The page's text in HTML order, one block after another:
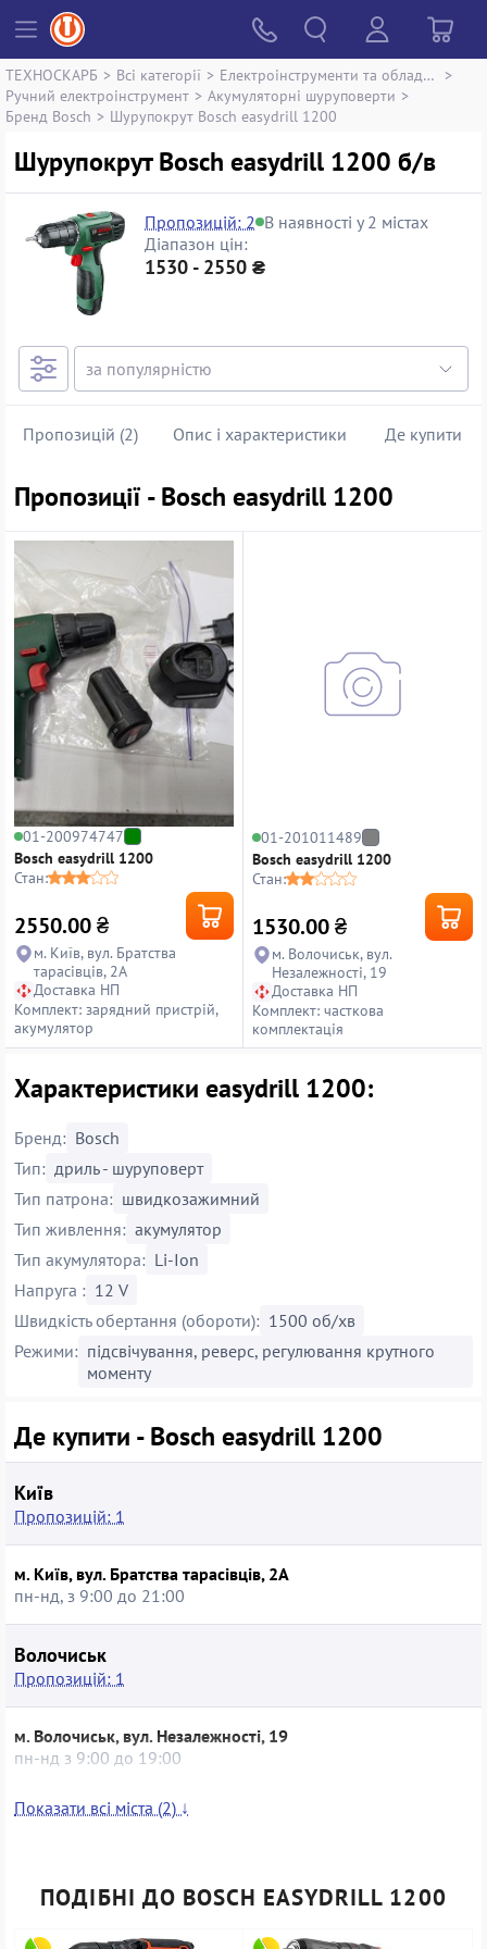
ТЕХНОСКАРБ > Всі категорії > Електроінструменти та обладнання >
Ручний електроінструмент > Акумуляторні шуруповерти >
Бренд Bosch > Шурупокрут Bosch easydrill 1200
Шурупокрут Bosch easydrill 1200 б/в
Пропозицій: 2 В наявності у 2 містах
Діапазон цін:
1530 - 2550 ₴
Пропозицій (2) Опис і характеристики Де купити
Пропозиції - Bosch easydrill 1200
01-200974747
Bosch easydrill 1200
Стан:
2550.00₴
м. Київ, вул. Братства
тарасівців, 2А
Доставка НП
Комплект: зарядний пристрій,
акумулятор
01-201011489
Bosch easydrill 1200
Стан:
1530.00₴
м. Волочиськ, вул.
Незалежності, 19
Доставка НП
Комплект: часткова
комплектація
Характеристики easydrill 1200:
Бренд: Bosch
Тип: дриль - шуруповерт
Тип патрона: швидкозажимний
Тип живлення: акумулятор
Тип акумулятора: Li-Ion
Напруга : 12 V
Швидкість обертання (обороти): 1500 об/хв
Режими: підсвічування, реверс, регулювання крутного
моменту
Де купити - Bosch easydrill 1200
Київ
Пропозицій: 1
м. Київ, вул. Братства тарасівців, 2А
пн-нд, з 9:00 до 21:00
Волочиськ
Пропозицій: 1
м. Волочиськ, вул. Незалежності, 19
пн-нд з 9:00 до 19:00
Показати всі міста (2) ↓
ПОДІБНІ ДО BOSCH EASYDRILL 1200